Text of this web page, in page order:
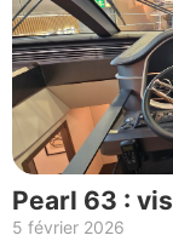
Pearl 63 :
5 février 2026